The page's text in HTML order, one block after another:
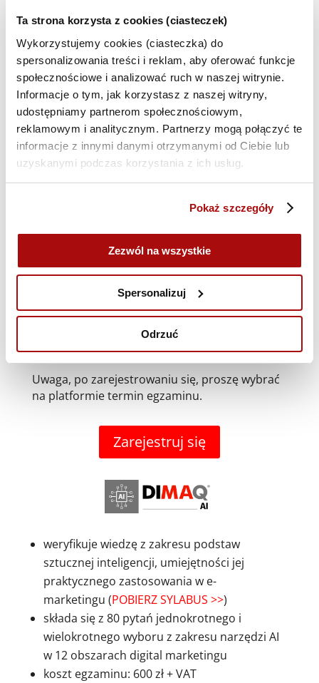
Ta strona korzysta z cookies (ciasteczek)
Wykorzystujemy cookies (ciasteczka) do
spersonalizowania treści i reklam, aby oferować funkcje
społecznościowe i analizować ruch w naszej witrynie.
Informacje o tym, jak korzystasz z naszej witryny,
udostępniamy partnerom społecznościowym,
reklamowym i analitycznym. Partnerzy mogą połączyć te
informacje z innymi danymi otrzymanymi od Ciebie lub
uzyskanymi podczas korzystania z ich usług.
Pokaż szczegóły
Zezwól na wszystkie
Spersonalizuj
Odrzuć
06.08, g. 10:00, Rzeszów
06.08, g. 13:30, Wrocław
12.08, g. 10:30, Warszawa
19.08, g. 10:30, Warszawa
20.08, g. 13:30, Wrocław
02.09, g. 10:30, Warszawa
03.09, g. 13:30, Wrocław
08.09, g.10:30, Warszawa
15.09, g. 10:30, Warszawa
17.09, g. 10:00, Rzeszów
24.09, g. 10:30, Warszawa
07.10, g. 10:30, Warszawa
29.10, g. 10:30, Warszawa
03.11, g. 10:30, Warszawa
25.11, g. 10:30, Warszawa
11.12, g. 10:30, Warszawa
16.12, g. 10:30, Warszawa
Uwaga, po zarejestrowaniu się, proszę wybrać
na platformie termin egzaminu.
Zarejestruj się
weryfikuje wiedzę z zakresu podstaw
sztucznej inteligencji, umiejętności jej
praktycznego zastosowania w e-
marketingu (POBIERZ SYLABUS >>)
składa się z 80 pytań jednokrotnego i
wielokrotnego wyboru z zakresu narzędzi AI
w 12 obszarach digital marketingu
koszt egzaminu: 600 zł + VAT